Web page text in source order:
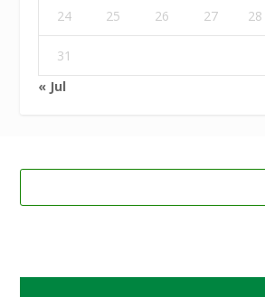
24 25 26 27 28
31
« Jul